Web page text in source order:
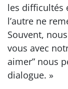
les difficultés
l’autre ne
Souvent,
vous avec
aimer” nous
dialogue. »